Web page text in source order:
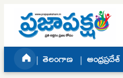
Skip to content
తెలంగాణ ఆంధ్రప్రదేశ్